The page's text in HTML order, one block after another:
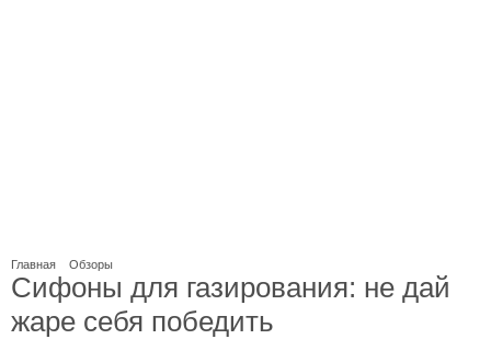
Главная Обзоры
Сифоны для газирования: не дай
жаре себя победить